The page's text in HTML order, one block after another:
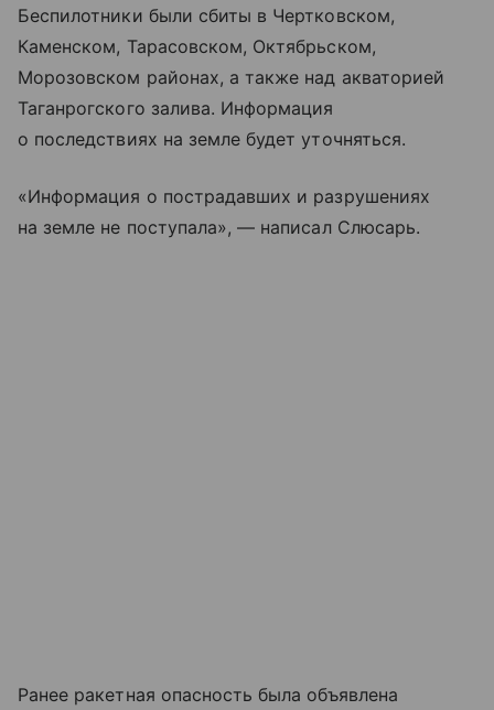
Беспилотники были сбиты в Чертковском,
Каменском, Тарасовском, Октябрьском,
Морозовском районах, а также над акваторией
Таганрогского залива. Информация
о последствиях на земле будет уточняться.
«Информация о пострадавших и разрушениях
на земле не поступала», — написал Слюсарь.
Ранее ракетная опасность была объявлена